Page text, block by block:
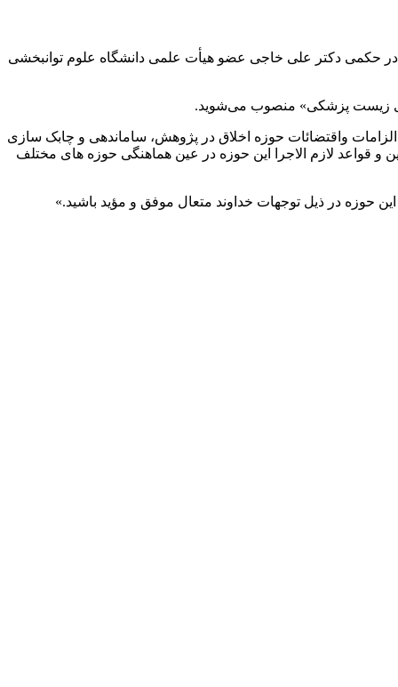
حکمی دکتر علی خاجی عضو هیأت علمی دانشگاه علوم توانبخشی
های زیست پزشکی» منصوب می‌شوید.
واقتضائات حوزه اخلاق در پژوهش، ساماندهی و چابک سازی
و قواعد لازم الاجرا این حوزه در عین هماهنگی حوزه های مختلف
حوزه در ذیل توجهات خداوند متعال موفق و مؤید باشید.»